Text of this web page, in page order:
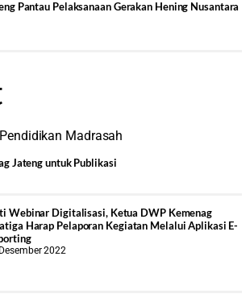
Pantau Pelaksanaan Gerakan Hening Nusantara
Pendidikan Madrasah
Jateng untuk Publikasi
Webinar Digitalisasi, Ketua DWP Kemenag
Harap Pelaporan Kegiatan Melalui Aplikasi E-
2022